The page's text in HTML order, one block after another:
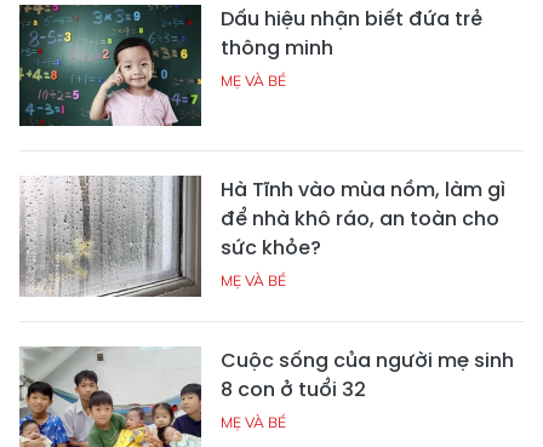
Dấu hiệu nhận biết đứa trẻ
thông minh
MẸ VÀ BÉ
Hà Tĩnh vào mùa nồm, làm gì
để nhà khô ráo, an toàn cho
sức khỏe?
MẸ VÀ BÉ
Cuộc sống của người mẹ sinh
8 con ở tuổi 32
MẸ VÀ BÉ